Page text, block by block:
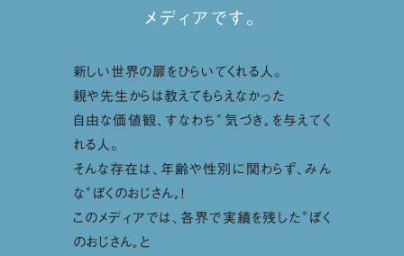
メディアです。
新しい世界の扉をひらいてくれる人。
親や先生からは教えてもらえなかった
自由な価値観、すなわち〝気づき〟を与えてく
れる人。
そんな存在は、年齢や性別に関わらず、みん
な〝ぼくのおじさん〟！
このメディアでは、各界で実績を残した〝ぼく
のおじさん〟と